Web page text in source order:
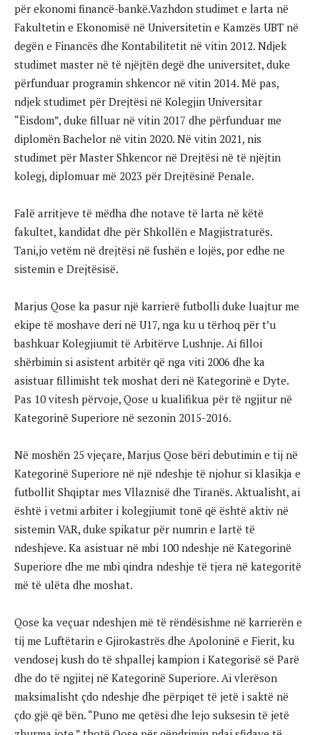
për ekonomi financë-bankë.Vazhdon studimet e larta në
Fakultetin e Ekonomisë në Universitetin e Kamzës UBT në
degën e Financës dhe Kontabilitetit në vitin 2012. Ndjek
studimet master në të njëjtën degë dhe universitet, duke
përfunduar programin shkencor në vitin 2014. Më pas,
ndjek studimet për Drejtësi në Kolegjin Universitar
“Ëisdom”, duke filluar në vitin 2017 dhe përfunduar me
diplomën Bachelor në vitin 2020. Në vitin 2021, nis
studimet për Master Shkencor në Drejtësi në të njëjtin
kolegj, diplomuar më 2023 për Drejtësinë Penale.
Falë arritjeve të mëdha dhe notave të larta në këtë
fakultet, kandidat dhe për Shkollën e Magjistraturës.
Tani,jo vetëm në drejtësi në fushën e lojës, por edhe ne
sistemin e Drejtësisë.
Marjus Qose ka pasur një karrierë futbolli duke luajtur me
ekipe të moshave deri në U17, nga ku u tërhoq për t’u
bashkuar Kolegjiumit të Arbitërve Lushnje. Ai filloi
shërbimin si asistent arbitër që nga viti 2006 dhe ka
asistuar fillimisht tek moshat deri në Kategorinë e Dyte.
Pas 10 vitesh përvoje, Qose u kualifikua për të ngjitur në
Kategorinë Superiore në sezonin 2015-2016.
Në moshën 25 vjeçare, Marjus Qose bëri debutimin e tij në
Kategorinë Superiore në një ndeshje të njohur si klasikja e
futbollit Shqiptar mes Vllaznisë dhe Tiranës. Aktualisht, ai
është i vetmi arbiter i kolegjiumit tonë që është aktiv në
sistemin VAR, duke spikatur për numrin e lartë të
ndeshjeve. Ka asistuar në mbi 100 ndeshje në Kategorinë
Superiore dhe me mbi qindra ndeshje të tjera në kategoritë
më të ulëta dhe moshat.
Qose ka veçuar ndeshjen më të rëndësishme në karrierën e
tij me Luftëtarin e Gjirokastrës dhe Apoloninë e Fierit, ku
vendosej kush do të shpallej kampion i Kategorisë së Parë
dhe do të ngjitej në Kategorinë Superiore. Ai vlerëson
maksimalisht çdo ndeshje dhe përpiqet të jetë i saktë në
çdo gjë që bën. “Puno me qetësi dhe lejo suksesin të jetë